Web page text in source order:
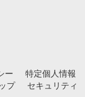
ー
特定個人情報
プ
セキュリティ